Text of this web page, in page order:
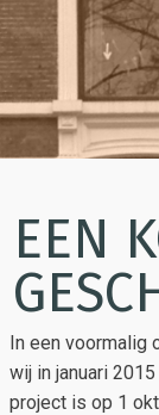
EEN
In een voormalig
wij in januari
project is op 1